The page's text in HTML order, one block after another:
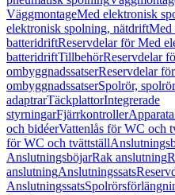
VäggmontageMed elektronisk
elektronisk spolning, nätdriftMed
batteridriftReservdelar för Med
batteridriftTillbehörReservdelar
ombyggnadssatserReservdelar
ombyggnadssatserSpolrör,
adaptrarTäckplattorIntegrerade
styrningarFjärrkontroller
och bidéerVattenlås för WC och
för WC och tvättställ
AnslutningsböjarRak anslutning
anslutningAnslutningssats
Anslutningssats